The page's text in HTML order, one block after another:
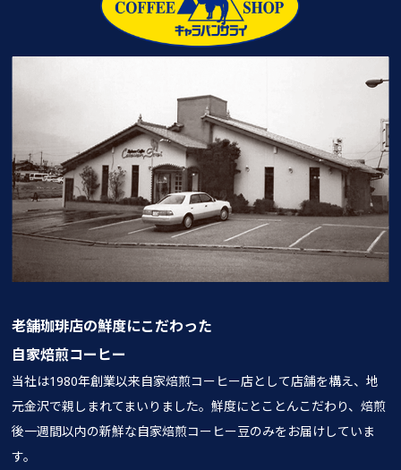
老舗珈琲店の鮮度にこだわった
自家焙煎コーヒー
当社は1980年創業以来自家焙煎コーヒー店として店舗を構え、地
元金沢で親しまれてまいりました。鮮度にとことんこだわり、焙煎
後一週間以内の新鮮な自家焙煎コーヒー豆のみをお届けしていま
す。